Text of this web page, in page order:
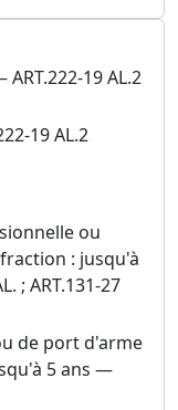
19 AL.2
19 AL.2
ou
: jusqu'à
; ART.131-27
de port d'arme
5 ans —